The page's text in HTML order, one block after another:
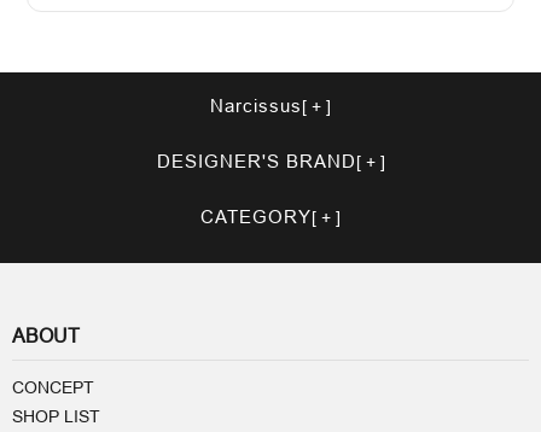
Narcissus
DESIGNER'S BRAND
CATEGORY
ABOUT
CONCEPT
SHOP LIST